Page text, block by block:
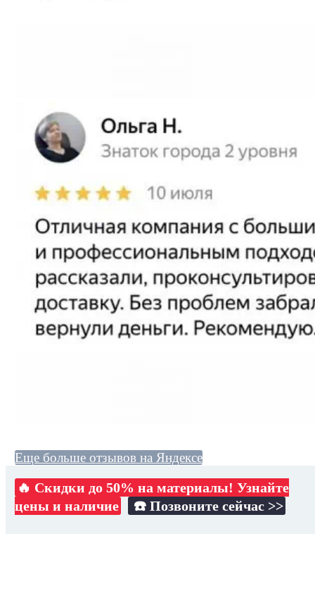
Еще больше отзывов на Яндексе
🔥 Скидки до 50% на материалы! Узнайте
цены и наличие
☎️ Позвоните сейчас >>